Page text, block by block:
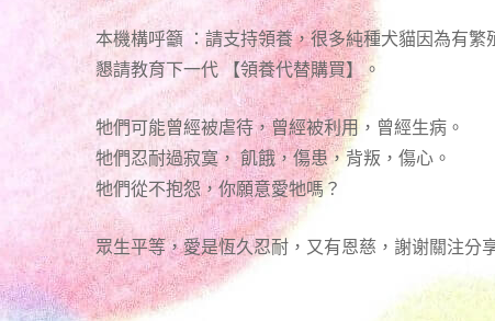
本機構呼籲 ：請支持領養，很多純種犬貓因為有繁
懇請教育下一代 【領養代替購買】。
牠們可能曾經被虐待，曾經被利用，曾經生病。
牠們忍耐過寂寞， 飢餓，傷患，背叛，傷心。
牠們從不抱怨，你願意愛牠嗎？
眾生平等，愛是恆久忍耐，又有恩慈，謝谢關注分